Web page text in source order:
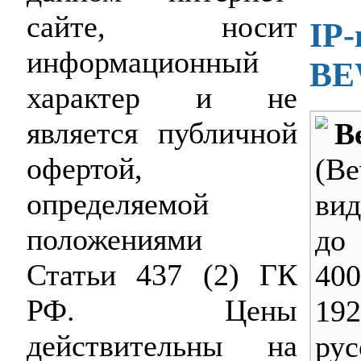
сайте, носит
информационный
характер и не
является публичной
офертой,
определяемой
положениями
Статьи 437 (2) ГК
РФ. Цены
действительны на
IP-
до